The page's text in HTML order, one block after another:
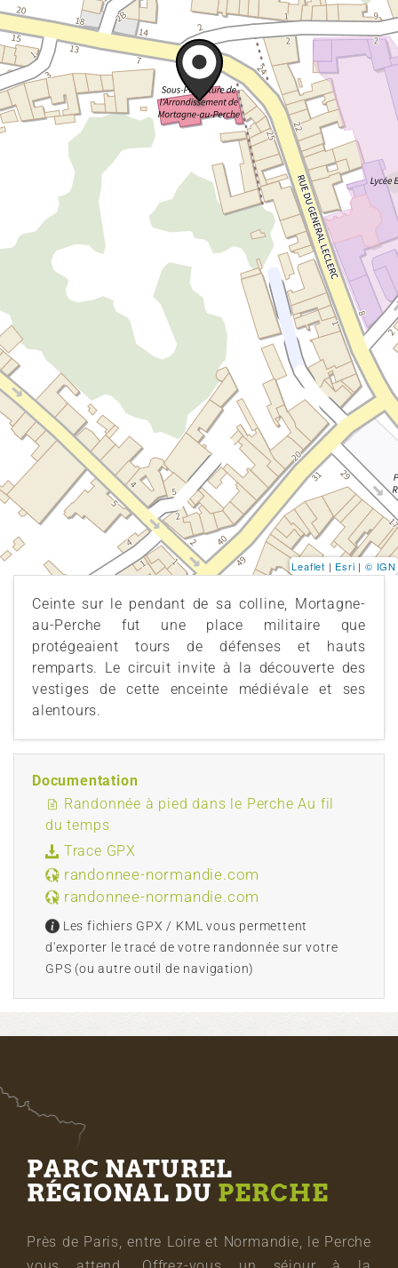
Ceinte sur le pendant de sa colline, Mortagne-
au-Perche fut une place militaire que
protégeaient tours de défenses et hauts
remparts. Le circuit invite à la découverte des
vestiges de cette enceinte médiévale et ses
alentours.
Documentation
Randonnée à pied dans le Perche Au fil
du temps
Trace GPX
randonnee-normandie.com
randonnee-normandie.com
Les fichiers GPX / KML vous permettent
d'exporter le tracé de votre randonnée sur votre
GPS (ou autre outil de navigation)
Leaflet | Esri | © IGN
PARC NATUREL
RÉGIONAL DU PERCHE
Près de Paris, entre Loire et Normandie, le Perche